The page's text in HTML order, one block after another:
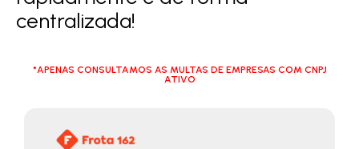
centralizada!
*APENAS CONSULTAMOS AS MULTAS DE EMPRESAS COM CNPJ
ATIVO